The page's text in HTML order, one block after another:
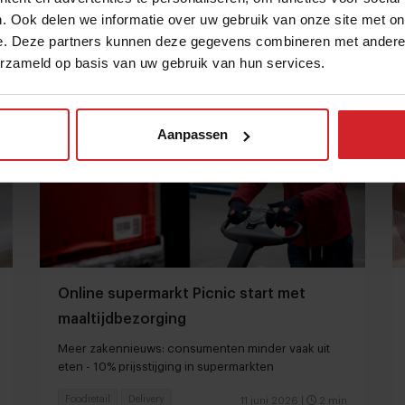
Ook delen we informatie over uw gebruik van onze site met
Deze partners kunnen deze gegevens combineren met
op basis van uw gebruik van hun services.
Aanpassen
26 juni 2026 | 4 min
Foodretail Food
Online supermarkt Picnic start met
maaltijdbezorging
Meer zakennieuws: consumenten minder vaak uit
eten - 10% prijsstijging in supermarkten
11 juni 2026 2 min
Foodretail Delivery